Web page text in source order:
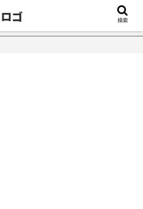
【18万再生】YouTube：うつ病が治
ロゴ 検索